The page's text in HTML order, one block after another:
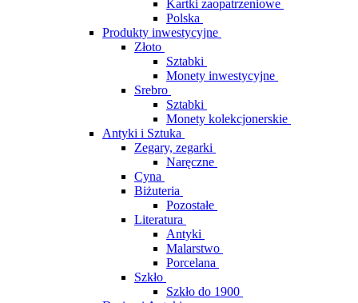
Kartki zaopatrzeniowe
Polska
Produkty inwestycyjne
Złoto
Sztabki
Monety inwestycyjne
Srebro
Sztabki
Monety kolekcjonerskie
Antyki i Sztuka
Zegary, zegarki
Naręczne
Cyna
Biżuteria
Pozostałe
Literatura
Antyki
Malarstwo
Porcelana
Szkło
Szkło do 1900